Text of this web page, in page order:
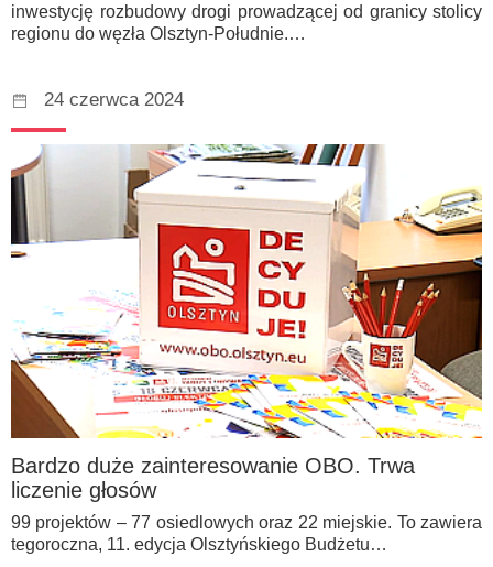
inwestycję rozbudowy drogi prowadzącej od granicy stolicy
regionu do węzła Olsztyn-Południe.…
24 czerwca 2024
Bardzo duże zainteresowanie OBO. Trwa
liczenie głosów
99 projektów – 77 osiedlowych oraz 22 miejskie. To zawiera
tegoroczna, 11. edycja Olsztyńskiego Budżetu…